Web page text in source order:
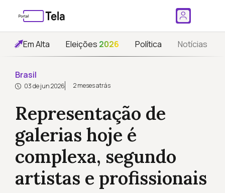
Em Alta Eleições 2026 Política Notícias
Brasil
03 de jun 2026 2 meses atrás
Representação de
galerias hoje é
complexa, segundo
artistas e profissionais